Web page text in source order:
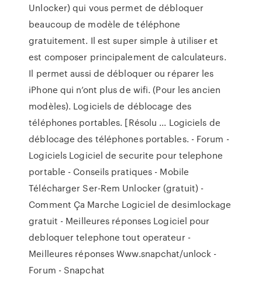
Unlocker) qui vous permet de débloquer
beaucoup de modèle de téléphone
gratuitement. Il est super simple à utiliser et
est composer principalement de calculateurs.
Il permet aussi de débloquer ou réparer les
iPhone qui n’ont plus de wifi. (Pour les ancien
modèles). Logiciels de déblocage des
téléphones portables. [Résolu ... Logiciels de
déblocage des téléphones portables. - Forum -
Logiciels Logiciel de securite pour telephone
portable - Conseils pratiques - Mobile
Télécharger Ser-Rem Unlocker (gratuit) -
Comment Ça Marche Logiciel de desimlockage
gratuit - Meilleures réponses Logiciel pour
debloquer telephone tout operateur -
Meilleures réponses Www.snapchat/unlock -
Forum - Snapchat